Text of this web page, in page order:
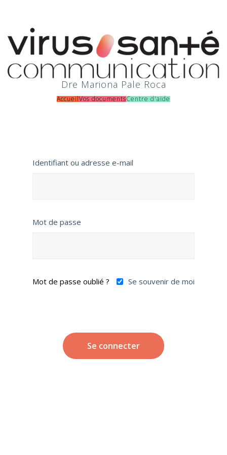
Dre Mariona Pale Roca
AccueilVos documentsCentre d'aide
Identifiant ou adresse e-mail
Mot de passe
Mot de passe oublié ? Se souvenir de moi